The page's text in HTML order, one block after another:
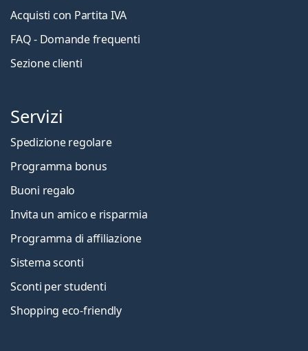
Acquisti con Partita IVA
FAQ - Domande frequenti
Sezione clienti
Servizi
Spedizione regolare
Programma bonus
Buoni regalo
Invita un amico e risparmia
Programma di affiliazione
Sistema sconti
Sconti per studenti
Shopping eco-friendly